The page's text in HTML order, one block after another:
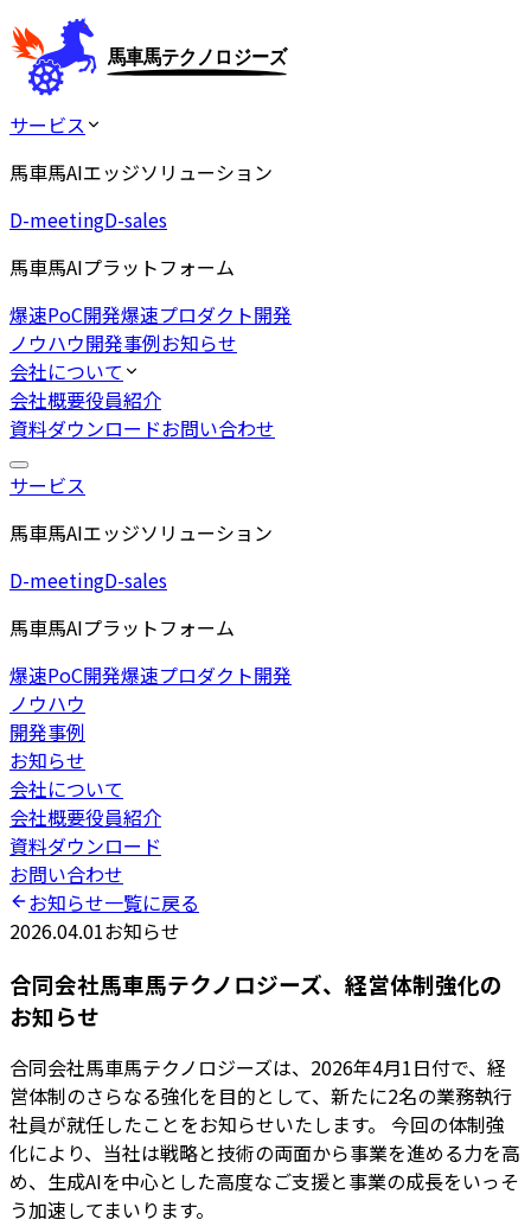
サービス
馬車馬AIエッジソリューション
D-meetingD-sales
馬車馬AIプラットフォーム
爆速PoC開発爆速プロダクト開発
ノウハウ開発事例お知らせ
会社について
会社概要役員紹介
資料ダウンロードお問い合わせ
サービス
馬車馬AIエッジソリューション
D-meetingD-sales
馬車馬AIプラットフォーム
爆速PoC開発爆速プロダクト開発
ノウハウ
開発事例
お知らせ
会社について
会社概要役員紹介
資料ダウンロード
お問い合わせ
お知らせ一覧に戻る
2026.04.01お知らせ
合同会社馬車馬テクノロジーズ、経営体制強化の
お知らせ
合同会社馬車馬テクノロジーズは、2026年4月1日付で、経
営体制のさらなる強化を目的として、新たに2名の業務執行
社員が就任したことをお知らせいたします。 今回の体制強
化により、当社は戦略と技術の両面から事業を進める力を高
め、生成AIを中心とした高度なご支援と事業の成長をいっそ
う加速してまいります。